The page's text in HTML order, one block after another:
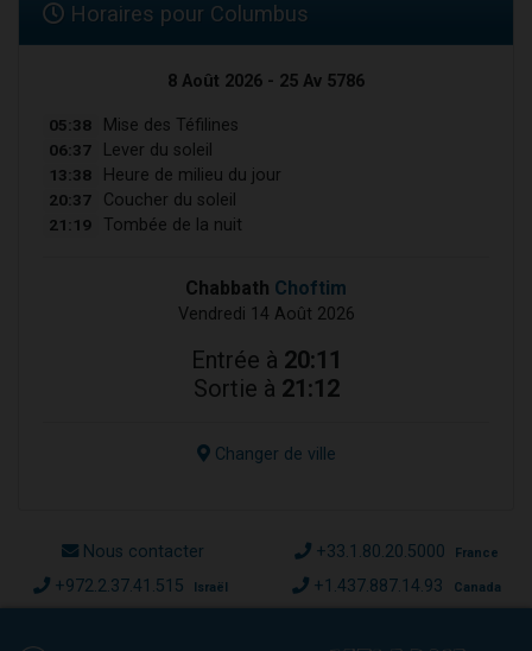
Horaires pour Columbus
8 Août 2026 - 25 Av 5786
05:38 Mise des Téfilines
06:37 Lever du soleil
13:38 Heure de milieu du jour
20:37 Coucher du soleil
21:19 Tombée de la nuit
Chabbath Choftim
Vendredi 14 Août 2026
Entrée à 20:11
Sortie à 21:12
Changer de ville
Nous contacter +33.1.80.20.5000 France
+972.2.37.41.515 Israël +1.437.887.14.93 Canada